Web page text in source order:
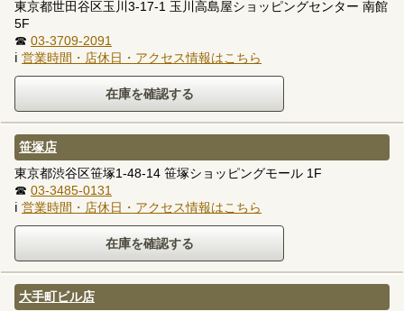
東京都世田谷区玉川3-17-1 玉川高島屋ショッピングセンター 南館
5F
☎ 03-3709-2091
ℹ 営業時間・店休日・アクセス情報はこちら
笹塚店
東京都渋谷区笹塚1-48-14 笹塚ショッピングモール 1F
☎ 03-3485-0131
ℹ 営業時間・店休日・アクセス情報はこちら
大手町ビル店